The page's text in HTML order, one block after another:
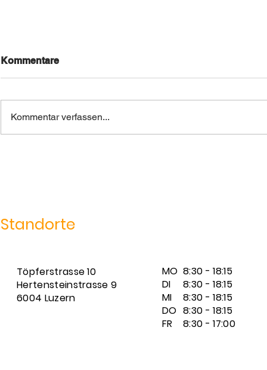
Kommentare
Kommentar verfassen...
Standorte
Töpferstrasse 10
Hertensteinstrasse 9
6004 Luzern
MO
DI
MI
DO
FR
8:30 - 18:15
8:30 - 18:15
8:30 - 18:15
8:30 - 18:15
8:30 - 17:00